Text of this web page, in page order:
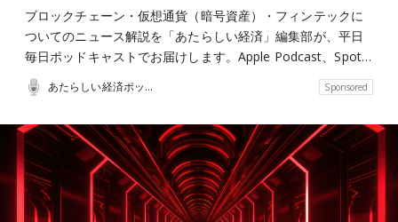
ブロックチェーン・仮想通貨（暗号資産）・フィンテックに
ついてのニュース解説を「あたらしい経済」編集部が、平日
毎日ポッドキャストでお届けします。Apple Podcast、Spot…
あたらしい経済ポッドキャスト Sponsored